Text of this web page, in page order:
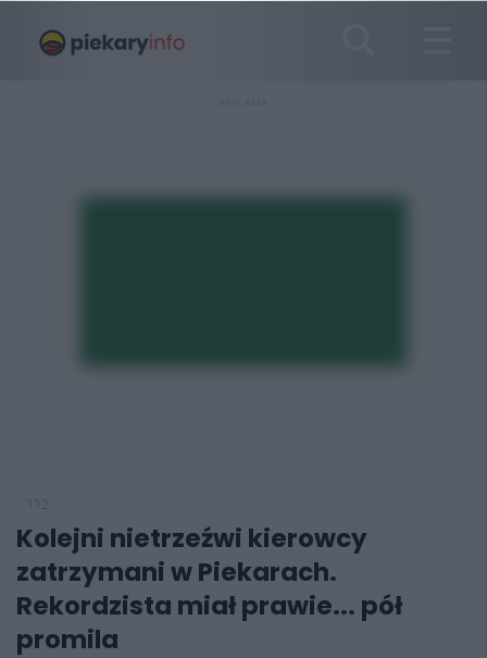
Kolejni nietrzeźwi kierowcy
zatrzymani w Piekarach.
Rekordzista miał prawie... pół
promila